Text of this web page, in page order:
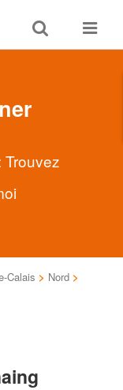
Toggle
search
Toggle
Calais > Nord >